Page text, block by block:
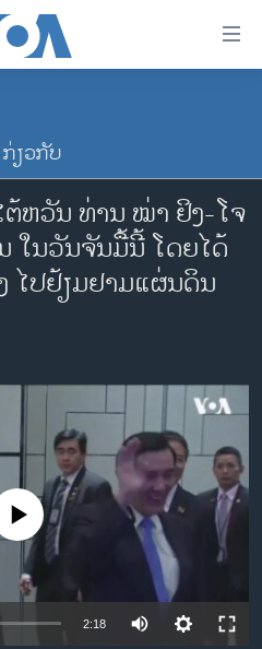
ະລັດ 2024
ກ່ຽວກັບ
ຫວັນ ທ່ານ ໝ່າ ຢິງ-ໂຈ
ໃນວັນຈັນມື້ນີ້ ໂດຍໄດ້
ໄປຢ້ຽມຢາມແຜ່ນດິນ
currently available
2:18